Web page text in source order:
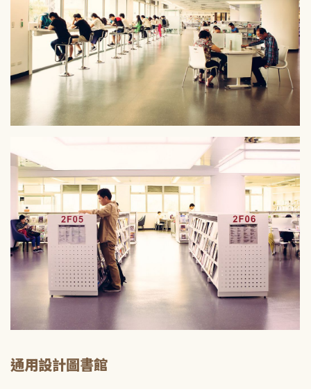
通用設計圖書館